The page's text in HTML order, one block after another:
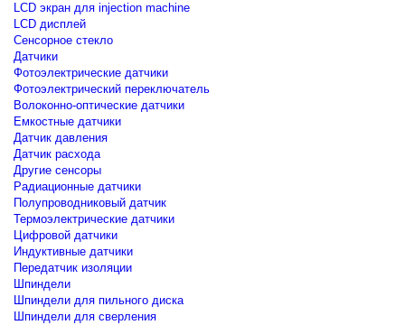
LCD экран для injection machine
LCD дисплей
Сенсорное стекло
Датчики
Фотоэлектрические датчики
Фотоэлектрический переключатель
Волоконно-оптические датчики
Емкостные датчики
Датчик давления
Датчик расхода
Другие сенсоры
Радиационные датчики
Полупроводниковый датчик
Термоэлектрические датчики
Цифровой датчики
Индуктивные датчики
Передатчик изоляции
Шпиндели
Шпиндели для пильного диска
Шпиндели для сверления